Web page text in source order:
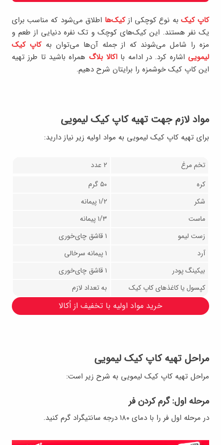
کاپ کیک به نوع کوچکی ازکیک‌ها اطلاق می‌شود که مناسب برای
یک نفر هستند. این کیک‌های کوچک و تک نفره دنیایی از طعم و
مزه را شامل می‌شوند که از جمله آن‌ها می‌توان بهکاپ کیک
لیمویی اشاره کرد. در ادامه با اکالا بلاگ همراه باشید تا طرز تهیه
این کاپ کیک خوشمزه را برایتان شرح دهیم.
مواد لازم جهت تهیه کاپ کیک لیمویی
برای تهیه کاپ کیک لیمویی به مواد اولیه زیر نیاز دارید:
تخم مرغ
۲ عدد
کره
۵۰ گرم
شکر
۱/۲ پیمانه
ماست
۱/۳ پیمانه
زست لیمو
۱ قاشق چای‌خوری
آرد
۱ پیمانه سرخالی
بیکینگ پودر
۱ قاشق چای‌خوری
کپسول‌ یا کاغذهای کاپ کیک
به تعداد لازم
خرید مواد اولیه با تخفیف از اُکالا
مراحل تهیه کاپ کیک لیمویی
مراحل تهیه کاپ کیک لیمویی به شرح زیر است:
مرحله اول: گرم کردن فر
در مرحله اول فر را با دمای ١٨٠ درجه سانتیگراد گرم کنید.